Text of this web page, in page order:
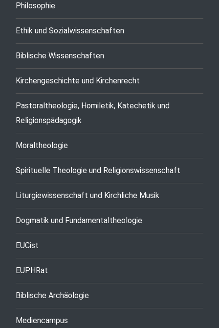
Philosophie
Ethik und Sozialwissenschaften
Biblische Wissenschaften
Kirchengeschichte und Kirchenrecht
Pastoraltheologie, Homiletik, Katechetik und
Religionspädagogik
Moraltheologie
Spirituelle Theologie und Religionswissenschaft
Liturgiewissenschaft und Kirchliche Musik
Dogmatik und Fundamentaltheologie
EUCist
EUPHRat
Biblische Archäologie
Mediencampus